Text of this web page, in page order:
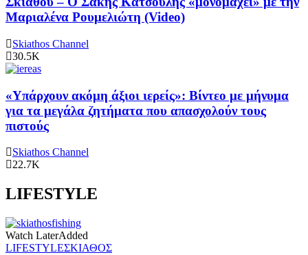
Μαριαλένα Ρουμελιώτη (Video)
Skiathos Channel
30.5K
«Υπάρχουν ακόμη άξιοι ιερείς»: Βίντεο με μήνυμα
για τα μεγάλα ζητήματα που απασχολούν τους
πιστούς
Skiathos Channel
22.7K
LIFESTYLE
Watch LaterAdded
LIFESTYLEΣΚΙΑΘΟΣ